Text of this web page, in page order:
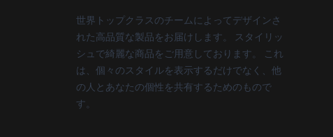
世界トップクラスのチームによってデザインさ
れた高品質な製品をお届けします。 スタイリッ
シュで綺麗な商品をご用意しております。 これ
は、個々のスタイルを表示するだけでなく、他
の人とあなたの個性を共有するためのもので
す。